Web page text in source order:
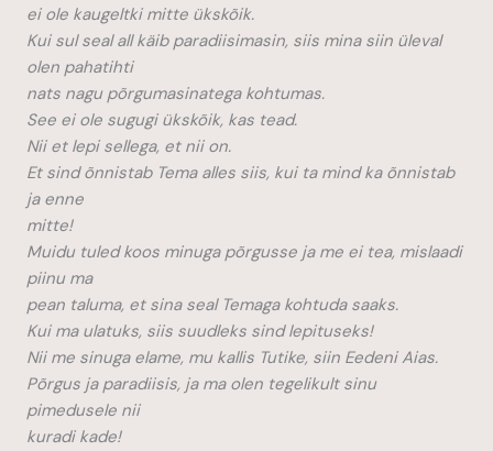
ei ole kaugeltki mitte ükskõik.
Kui sul seal all käib paradiisimasin, siis mina siin üleval
olen pahatihti
nats nagu põrgumasinatega kohtumas.
See ei ole sugugi ükskõik, kas tead.
Nii et lepi sellega, et nii on.
Et sind õnnistab Tema alles siis, kui ta mind ka õnnistab
ja enne
mitte!
Muidu tuled koos minuga põrgusse ja me ei tea, mislaadi
piinu ma
pean taluma, et sina seal Temaga kohtuda saaks.
Kui ma ulatuks, siis suudleks sind lepituseks!
Nii me sinuga elame, mu kallis Tutike, siin Eedeni Aias.
Põrgus ja paradiisis, ja ma olen tegelikult sinu
pimedusele nii
kuradi kade!